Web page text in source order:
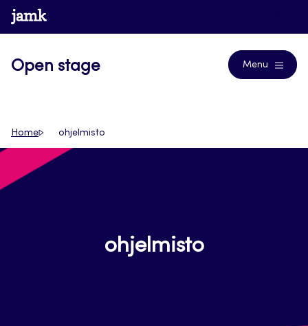
Siirry
suoraan
www.jamk.fi
Open stage Menu
Home ohjelmisto
ohjelmisto